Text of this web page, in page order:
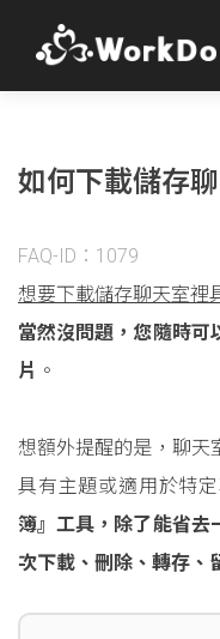
如何下載儲存
FAQ-ID：1079
想要下載儲存聊天室裡
當然沒問題，您隨時可
片 。
想額外提醒的是，聊天
具有主題或適用於特
簿』工具，除了能省去
次下載、刪除、轉存、